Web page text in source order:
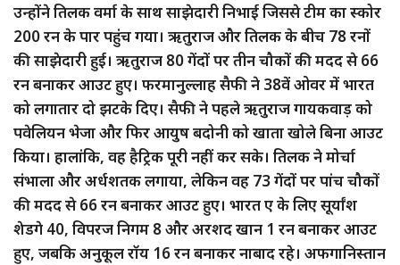
उन्होंने तिलक वर्मा के साथ साझेदारी निभाई जिससे टीम का स्कोर
200 रन के पार पहुंच गया। ऋतुराज और तिलक के बीच 78 रनों
की साझेदारी हुई। ऋतुराज 80 गेंदों पर तीन चौकों की मदद से 66
रन बनाकर आउट हुए। फरमानुल्लाह सैफी ने 38वें ओवर में भारत
को लगातार दो झटके दिए। सैफी ने पहले ऋतुराज गायकवाड़ को
पवेलियन भेजा और फिर आयुष बदोनी को खाता खोले बिना आउट
किया। हालांकि, वह हैट्रिक पूरी नहीं कर सके। तिलक ने मोर्चा
संभाला और अर्धशतक लगाया, लेकिन वह 73 गेंदों पर पांच चौकों
की मदद से 66 रन बनाकर आउट हुए। भारत ए के लिए सूर्यांश
शेडगे 40, विपरज निगम 8 और अरशद खान 1 रन बनाकर आउट
हुए, जबकि अनुकूल रॉय 16 रन बनाकर नाबाद रहे। अफगानिस्तान